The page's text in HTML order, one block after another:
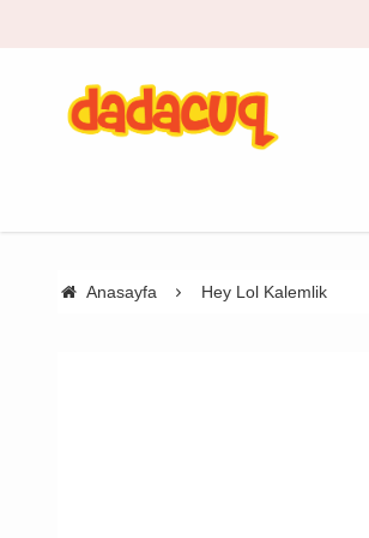
Anasayfa Hey Lol Kalemlik